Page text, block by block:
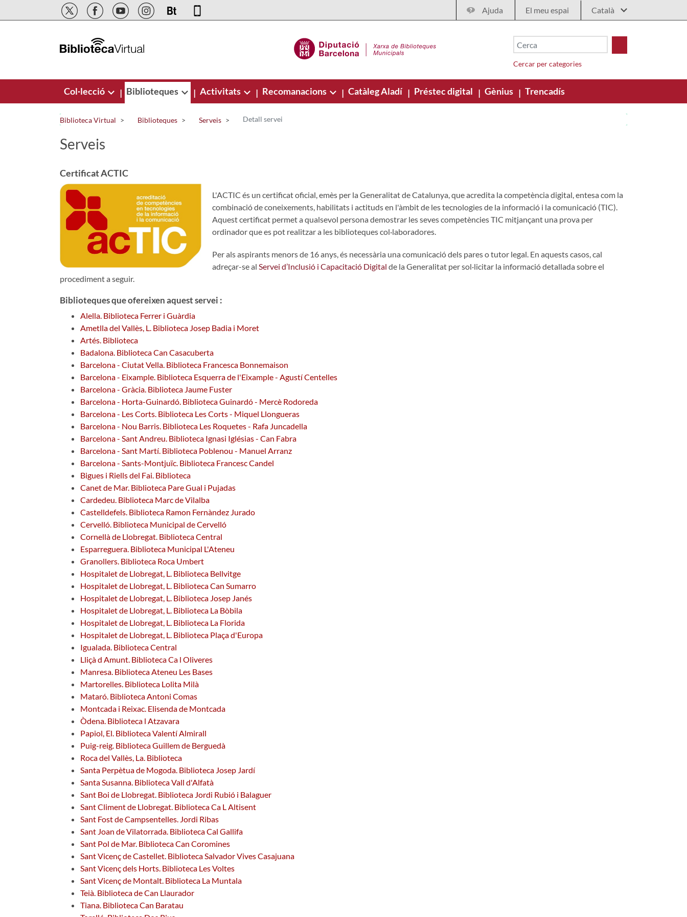
Salta al contingut principal Ajuda El meu espai
Cercar per categories
Col·lecció | Biblioteques | Activitats | Recomanacions | Catàleg Aladí | Préstec digital | Gènius | Trencadís
Biblioteca Virtual Biblioteques Serveis Detall servei
Serveis
Certificat ACTIC
L'ACTIC és un certificat oficial, emès per la Generalitat de Catalunya, que acredita la competència digital, entesa com la
combinació de coneixements, habilitats i actituds en l'àmbit de les tecnologies de la informació i la comunicació (TIC).
Aquest certificat permet a qualsevol persona demostrar les seves competències TIC mitjançant una prova per
ordinador que es pot realitzar a les biblioteques col·laboradores.
Per als aspirants menors de 16 anys, és necessària una comunicació dels pares o tutor legal. En aquests casos, cal
adreçar-se al Servei d’Inclusió i Capacitació Digital de la Generalitat per sol·licitar la informació detallada sobre el
procediment a seguir.
Biblioteques que ofereixen aquest servei :
Alella. Biblioteca Ferrer i Guàrdia
Ametlla del Vallès, L. Biblioteca Josep Badia i Moret
Artés. Biblioteca
Badalona. Biblioteca Can Casacuberta
Barcelona - Ciutat Vella. Biblioteca Francesca Bonnemaison
Barcelona - Eixample. Biblioteca Esquerra de l'Eixample - Agustí Centelles
Barcelona - Gràcia. Biblioteca Jaume Fuster
Barcelona - Horta-Guinardó. Biblioteca Guinardó - Mercè Rodoreda
Barcelona - Les Corts. Biblioteca Les Corts - Miquel Llongueras
Barcelona - Nou Barris. Biblioteca Les Roquetes - Rafa Juncadella
Barcelona - Sant Andreu. Biblioteca Ignasi Iglésias - Can Fabra
Barcelona - Sant Martí. Biblioteca Poblenou - Manuel Arranz
Barcelona - Sants-Montjuïc. Biblioteca Francesc Candel
Bigues i Riells del Fai. Biblioteca
Canet de Mar. Biblioteca Pare Gual i Pujadas
Cardedeu. Biblioteca Marc de Vilalba
Castelldefels. Biblioteca Ramon Fernàndez Jurado
Cervelló. Biblioteca Municipal de Cervelló
Cornellà de Llobregat. Biblioteca Central
Esparreguera. Biblioteca Municipal L'Ateneu
Granollers. Biblioteca Roca Umbert
Hospitalet de Llobregat, L. Biblioteca Bellvitge
Hospitalet de Llobregat, L. Biblioteca Can Sumarro
Hospitalet de Llobregat, L. Biblioteca Josep Janés
Hospitalet de Llobregat, L. Biblioteca La Bòbila
Hospitalet de Llobregat, L. Biblioteca La Florida
Hospitalet de Llobregat, L. Biblioteca Plaça d'Europa
Igualada. Biblioteca Central
Lliçà d Amunt. Biblioteca Ca l Oliveres
Manresa. Biblioteca Ateneu Les Bases
Martorelles. Biblioteca Lolita Milà
Mataró. Biblioteca Antoni Comas
Montcada i Reixac. Elisenda de Montcada
Òdena. Biblioteca l Atzavara
Papiol, El. Biblioteca Valentí Almirall
Puig-reig. Biblioteca Guillem de Berguedà
Roca del Vallès, La. Biblioteca
Santa Perpètua de Mogoda. Biblioteca Josep Jardí
Santa Susanna. Biblioteca Vall d'Alfatà
Sant Boi de Llobregat. Biblioteca Jordi Rubió i Balaguer
Sant Climent de Llobregat. Biblioteca Ca L Altisent
Sant Fost de Campsentelles. Jordi Ribas
Sant Joan de Vilatorrada. Biblioteca Cal Gallifa
Sant Pol de Mar. Biblioteca Can Coromines
Sant Vicenç de Castellet. Biblioteca Salvador Vives Casajuana
Sant Vicenç dels Horts. Biblioteca Les Voltes
Sant Vicenç de Montalt. Biblioteca La Muntala
Teià. Biblioteca de Can Llaurador
Tiana. Biblioteca Can Baratau